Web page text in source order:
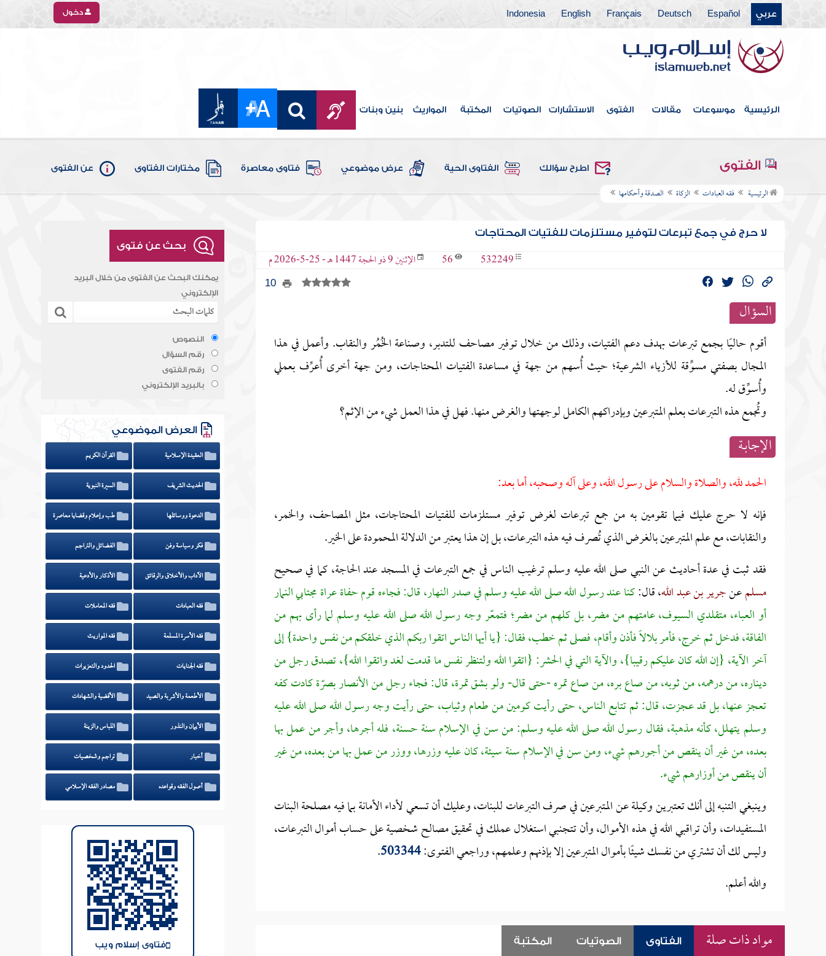
عربي Español
Deutsch
Français
English
Indonesia دخول
الرئيسية موسوعات مقالات الفتوى الاستشارات الصوتيات المكتبة المواريث بنين وبنات
الفتوى اطرح سؤالك الفتاوى الحية عرض موضوعي فتاوى معاصرة مختارات الفتاوى عن الفتوى
الرئيسية فقه العبادات الزكاة الصدقة وأحكامها
لا حرج في جمع تبرعات لتوفير مستلزمات للفتيات المحتاجات
532249
56 الإثنين 9 ذو الحجة 1447 هـ - 25-5-2026 م
10
السؤال
أقوم حاليًا بجمع تبرعات بهدف دعم الفتيات، وذلك من خلال توفير مصاحف للتدبر، وصناعة الخُمُر والنقاب. وأعمل في هذا
المجال بصفتي مسوِّقة للأزياء الشرعية؛ حيث أُسهم من جهة في مساعدة الفتيات المحتاجات، ومن جهة أخرى أُعرِّف بعملي
وأُسوِّق له.
وتُجمع هذه التبرعات بعلم المتبرعين وبإدراكهم الكامل لوجهتها والغرض منها. فهل في هذا العمل شيء من الإثم؟
الإجابــة
الحمد لله، والصلاة والسلام على رسول الله، وعلى آله وصحبه، أما بعد:
فإنه لا حرج عليك فيما تقومين به من جمع تبرعات لغرض توفير مستلزمات للفتيات المحتاجات، مثل المصاحف، والخمر،
والنقابات، مع علم المتبرعين بالغرض الذي تُصرف فيه هذه التبرعات، بل إن هذا يعتبر من الدلالة المحمودة على الخير.
فقد ثبت في عدة أحاديث عن النبي صلى الله عليه وسلمترغيب الناس في جمع التبرعات في المسجد عند الحاجة، كما في صحيح
مسلمعنجرير بن عبد الله، قال:كنا عند رسول الله صلى الله عليه وسلم في صدر النهار، قال: فجاءه قوم حفاة عراة مجتابي النمار
أو العباء، متقلدي السيوف، عامتهم من مضر، بل كلهم من مضر؛ فتمعّر وجه رسول الله صلى الله عليه وسلم لما رأى بهم من
الفاقة، فدخل ثم خرج، فأمر بلالاً فأذن وأقام، فصلى ثم خطب، فقال: {يا أيها الناس اتقوا ربكم الذي خلقكم من نفس واحدة} إلى
آخر الآية، {إن الله كان عليكم رقيبا}، والآية التي في الحشر: {اتقوا الله ولتنظر نفس ما قدمت لغد واتقوا الله}، تصدق رجل من
ديناره، من درهمه، من ثوبه، من صاع بره، من صاع تمره -حتى قال- ولو بشق تمرة، قال: فجاء رجل من الأنصار بصرّة كادت كفه
تعجز عنها، بل قد عجزت، قال: ثم تتابع الناس، حتى رأيت كومين من طعام وثياب، حتى رأيت وجه رسول الله صلى الله عليه
وسلم يتهلل، كأنه مذهبة، فقال رسول الله صلى الله عليه وسلم: من سن في الإسلام سنة حسنة، فله أجرها، وأجر من عمل بها
بعده، من غير أن ينقص من أجورهم شيء، ومن سن في الإسلام سنة سيئة، كان عليه وزرها، ووزر من عمل بها من بعده، من غير
أن ينقص من أوزارهم شيء.
وينبغي التنبه إلى أنك تعتبرين وكيلة عن المتبرعين في صرف التبرعات للبنات، وعليك أن تسعي لأداء الأمانة بما فيه مصلحة البنات
المستفيدات، وأن تراقبي الله في هذه الأموال، وأن تتجنبي استغلال عملك في تحقيق مصالح شخصية على حساب أموال التبرعات،
وليس لك أن تشتري من نفسك شيئًا بأموال المتبرعين إلا بإذنهم وعلمهم، وراجعي الفتوى:503344
.
والله أعلم.
مواد ذات صلة الفتاوى الصوتيات المكتبة
بحث عن فتوى
يمكنك البحث عن الفتوى من خلال البريد
الإلكتروني
النصوص
رقم السؤال
رقم الفتوى
بالبريد الإلكتروني
العرض الموضوعي
العقيدة الإسلامية القرآن الكريم
الحديث الشريف السيرة النبوية
الدعوة ووسائلها طب وإعلام وقضايا معاصرة
فكر وسياسة وفن الفضائل والتراجم
الآداب والأخلاق والرقائق الأذكار والأدعية
فقه العبادات فقه المعاملات
فقه الأسرة المسلمة فقه المواريث
فقه الجنايات الحدود والتعزيرات
الأطعمة والأشربة والصيد الأقضية والشهادات
الأيمان والنذور اللباس والزينة
أخبار تراجم وشخصيات
أصول الفقه وقواعده مصادر الفقه الإسلامي
فتاوى إسلام ويب